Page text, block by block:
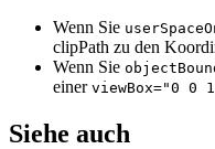
Wenn Sie
clipPath zu den
Wenn Sie
einer viewBox="0 0
Siehe auch